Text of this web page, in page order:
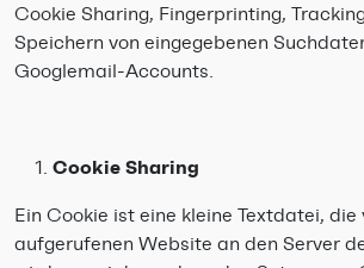
Cookie Sharing, Fingerprinting,
Speichern von eingegebenen
Googlemail-Accounts.
Cookie Sharing
Ein Cookie ist eine kleine Textdatei, die
aufgerufenen Website an den Server